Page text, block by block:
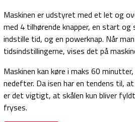
Maskinen er udstyret med et let og
med 4 tilhørende knapper, en start og
indstille tid, og en powerknap. Når
tidsindstillingerne, vises det på
Maskinen kan køre i maks 60
nedefter. Da isen har en tendens til,
er det vigtigt, at skålen kun bliver fyldt
fryses.